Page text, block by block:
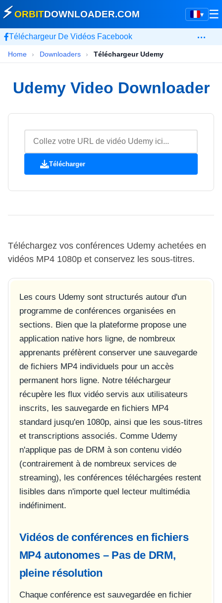
▾
⚡ORBITDOWNLOADER.COM ☰
Téléchargeur De Vidéos Facebook …
Home › Downloaders › Téléchargeur Udemy
Udemy Video Downloader
Télécharger
Téléchargez vos conférences Udemy achetées en
vidéos MP4 1080p et conservez les sous-titres.
Les cours Udemy sont structurés autour d'un
programme de conférences organisées en
sections. Bien que la plateforme propose une
application native hors ligne, de nombreux
apprenants préfèrent conserver une sauvegarde
de fichiers MP4 individuels pour un accès
permanent hors ligne. Notre téléchargeur
récupère les flux vidéo servis aux utilisateurs
inscrits, les sauvegarde en fichiers MP4
standard jusqu'en 1080p, ainsi que les sous-titres
et transcriptions associés. Comme Udemy
n'applique pas de DRM à son contenu vidéo
(contrairement à de nombreux services de
streaming), les conférences téléchargées restent
lisibles dans n'importe quel lecteur multimédia
indéfiniment.
Vidéos de conférences en fichiers
MP4 autonomes – Pas de DRM,
pleine résolution
Chaque conférence est sauvegardée en fichier